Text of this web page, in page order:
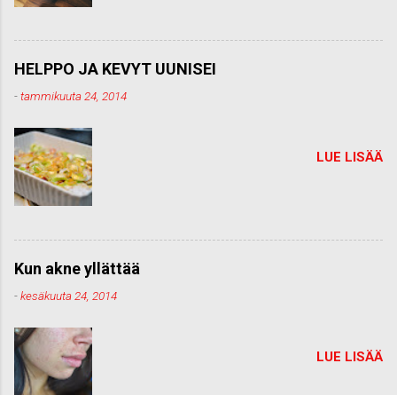
HELPPO JA KEVYT UUNISEI
-tammikuuta 24, 2014
LUE LISÄÄ
Kun akne yllättää
-kesäkuuta 24, 2014
LUE LISÄÄ